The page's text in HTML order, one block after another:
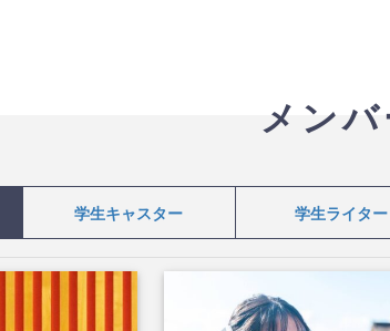
メンバ
学生キャスター 学生ライター